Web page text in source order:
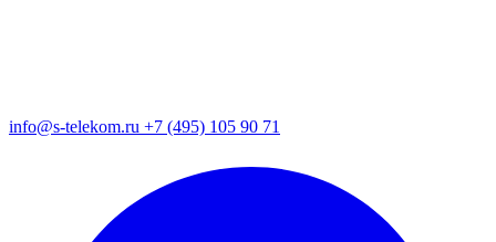
info@s-telekom.ru +7 (495) 105 90 71